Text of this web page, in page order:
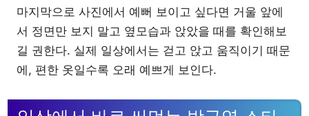
마지막으로 사진에서 예뻐 보이고 싶다면 거울 앞에
서 정면만 보지 말고 옆모습과 앉았을 때를 확인해보
길 권한다. 실제 일상에서는 걷고 앉고 움직이기 때문
에, 편한 옷일수록 오래 예쁘게 보인다.